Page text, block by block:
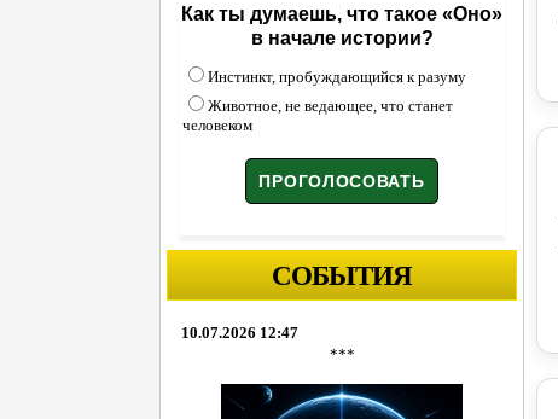
Как ты думаешь, что такое «Оно»
в начале истории?
Инстинкт, пробуждающийся к разуму
Животное, не ведающее, что станет
человеком
СОБЫТИЯ
10.07.2026 12:47
***